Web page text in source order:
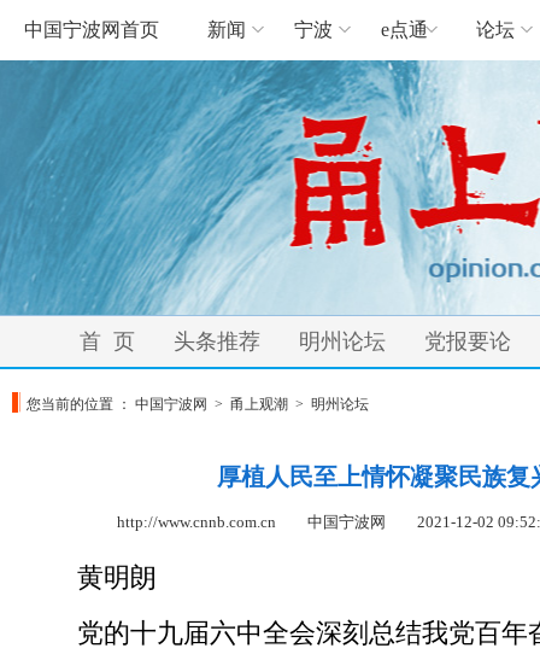
中国宁波网首页 新闻 宁波 e点通 论坛
首 页 头条推荐 明州论坛 党报要论
您当前的位置 ： 中国宁波网 > 甬上观潮 > 明州论坛
厚植人民至上情怀凝聚民族复
http://www.cnnb.com.cn 中国宁波网 2021-12-02
黄明朗
党的十九届六中全会深刻总结我党百年